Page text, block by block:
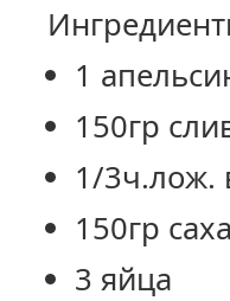
1
150гр
1/3ч.лож.
150гр
3 яйца